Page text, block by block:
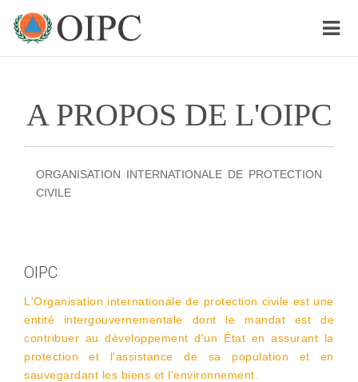
A PROPOS DE L'OIPC
ORGANISATION INTERNATIONALE DE PROTECTION
CIVILE
OIPC
L'Organisation internationale de protection civile est une
entité intergouvernementale dont le mandat est de
contribuer au développement d'un État en assurant la
protection et l'assistance de sa population et en
sauvegardant les biens et l'environnement.